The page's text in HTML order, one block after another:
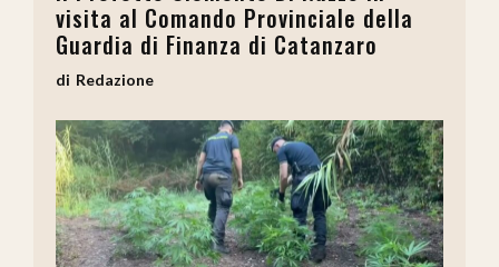
visita al Comando Provinciale della
Guardia di Finanza di Catanzaro
Redazione